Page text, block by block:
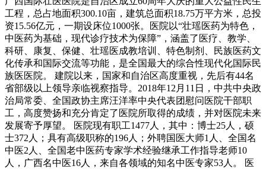
工程，总占地面积300.10亩，建筑总面积18.75万平方米，总投
资15.56亿元，一期设床位1000张。医院以“壮瑶医药为特色，
中医药为基础，现代诊疗技术为保障”，涵盖了医疗、教学、
科研、康复、保健、壮瑶医成教培训、特色制剂、民族医药文
化传承和国际交流等功能，是全国最大的综合性现代化国际民
族医医院。 建院以来，国家和自治区高度重视，先后有44名
省部级以上领导亲临视察指导。2018年12月11日，中共中央政
治局常委、全国政协主席汪洋率中央代表团慰问医院干部职
工，高度赞扬和充分肯定了医院所取得的成绩，并对医院未来
发展寄予厚望。 医院现有职工1477人，其中：博士25人，硕
士372人；具有高级职称的196人；外聘国医大师1人、全国名
中医2人、全国老中医药专家学术经验继承工作指导老师10
人，广西名中医16人，来自各领域的知名中医专家53人。 医